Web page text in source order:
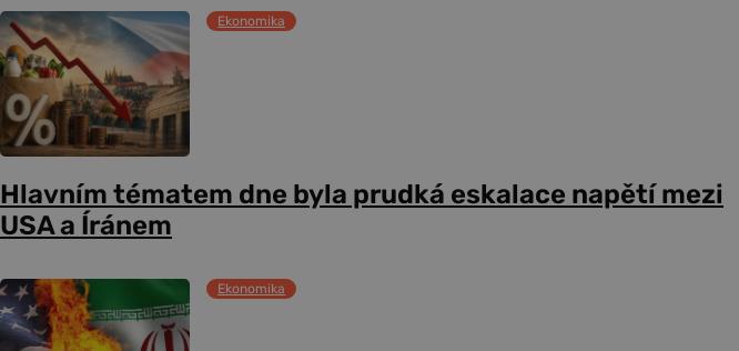
Ekonomika
Hlavním tématem dne byla prudká eskalace napětí mezi
USA a Íránem
Ekonomika